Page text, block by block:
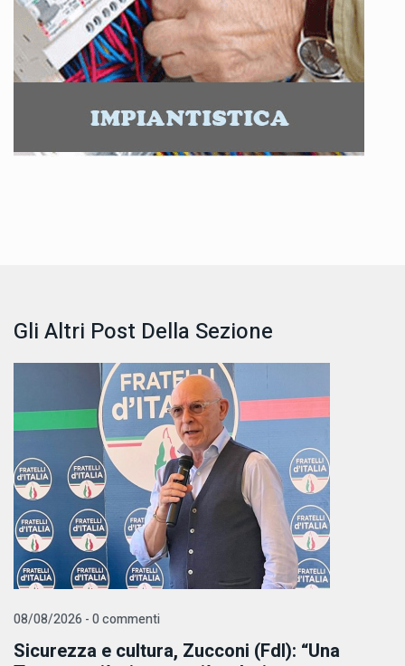
Gli Altri Post Della Sezione
08/08/2026 - 0 commenti
Sicurezza e cultura, Zucconi (FdI): “Una